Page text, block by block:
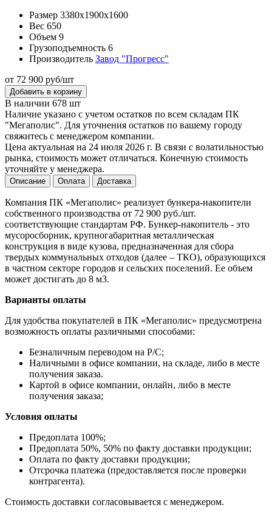
Размер 3380x1900x1600
Вес 650
Объем 9
Грузоподъемность 6
Производитель Завод "Прогресс"
от 72 900 руб/шт
Добавить в корзину
В наличии 678 шт
Наличие указано с учетом остатков по всем складам ПК
"Мегаполис". Для уточнения остатков по вашему городу
свяжитесь с менеджером компании.
Цена актуальная на 24 июля 2026 г. В связи с волатильностью
рынка, стоимость может отличаться. Конечную стоимость
уточняйте у менеджера.
Описание Оплата Доставка
Компания ПК «Мегаполис» реализует бункера-накопители
собственного производства от 72 900 руб./шт.
соответствующие стандартам РФ. Бункер-накопитель - это
мусоросборник, крупногабаритная металлическая
конструкция в виде кузова, предназначенная для сбора
твердых коммунальных отходов (далее – ТКО), образующихся
в частном секторе городов и сельских поселений. Ее объем
может достигать до 8 м3.
Варианты оплаты
Для удобства покупателей в ПК «Мегаполис» предусмотрена
возможность оплаты различными способами:
Безналичным переводом на Р/С;
Наличными в офисе компании, на складе, либо в месте
получения заказа.
Картой в офисе компании, онлайн, либо в месте
получения заказа;
Условия оплаты
Предоплата 100%;
Предоплата 50%, 50% по факту доставки продукции;
Оплата по факту доставки продукции;
Отсрочка платежа (предоставляется после проверки
контрагента).
Стоимость доставки согласовывается с менеджером.